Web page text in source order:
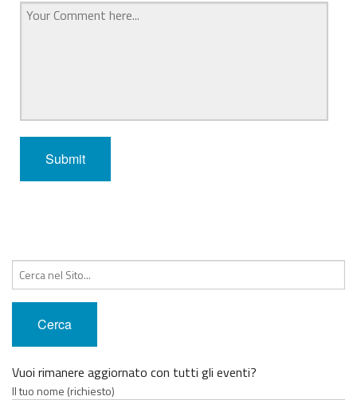
Cerca:
Vuoi rimanere aggiornato con tutti gli eventi?
Il tuo nome (richiesto)